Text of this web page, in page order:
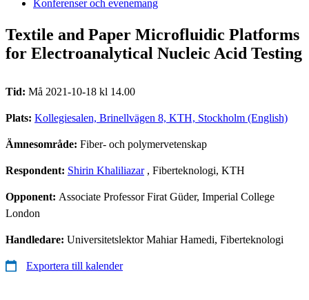
Konferenser och evenemang
Textile and Paper Microfluidic Platforms
for Electroanalytical Nucleic Acid Testing
Tid: Må 2021-10-18 kl 14.00
Plats: Kollegiesalen, Brinellvägen 8, KTH, Stockholm (English)
Ämnesområde: Fiber- och polymervetenskap
Respondent: Shirin Khaliliazar, Fiberteknologi, KTH
Opponent: Associate Professor Firat Güder, Imperial College
London
Handledare: Universitetslektor Mahiar Hamedi, Fiberteknologi
Exportera till kalender